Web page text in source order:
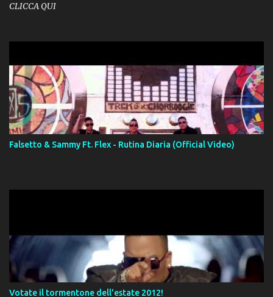
CLICCA QUI
Falsetto & Sammy Ft. Flex - Rutina Diaria (Official Video)
Votate il tormentone dell'estate 2012!